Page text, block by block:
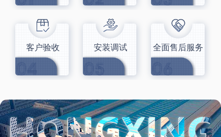
客户验收 安装调试 全面售后服务